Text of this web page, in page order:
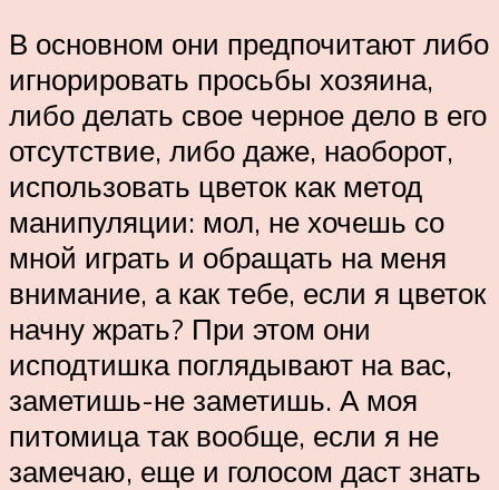
В основном они предпочитают либо
игнорировать просьбы хозяина,
либо делать свое черное дело в его
отсутствие, либо даже, наоборот,
использовать цветок как метод
манипуляции: мол, не хочешь со
мной играть и обращать на меня
внимание, а как тебе, если я цветок
начну жрать? При этом они
исподтишка поглядывают на вас,
заметишь-не заметишь. А моя
питомица так вообще, если я не
замечаю, еще и голосом даст знать